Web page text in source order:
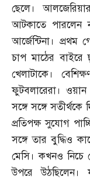
ছেলে।
আটকাতে পারলেন
আর্জেন্টিনা। প্রথম
চাপ মাঠের
খেলাটাকে।
ফুটবলারেরা।
সঙ্গে সঙ্গে সতীর্থকে
প্রতিপক্ষ সুযোগ
সঙ্গে তার বুদ্ধিও
মেসি। কখনও নিচে
উপরে উঠছিলেন।